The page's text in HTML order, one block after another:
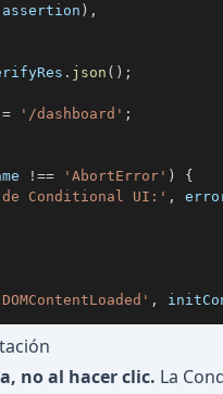
assertion ) ,
. json ( ) ;
= '/dashboard' ;
!== 'AbortError' )
{
Conditional UI:' ,
,
no al hacer clic. La